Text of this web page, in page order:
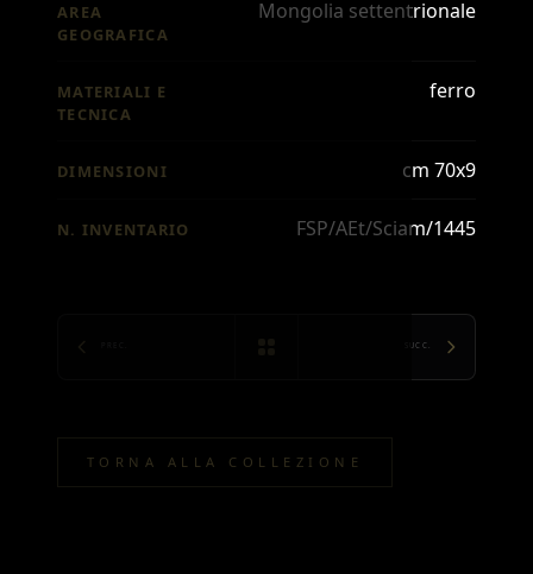
AREA
GEOGRAFICA
Mongolia settentrionale
MATERIALI E
TECNICA
ferro
DIMENSIONI cm 70x9
N. INVENTARIO FSP/AEt/Sciam/1445
SUCC.
TORNA ALLA COLLEZIONE